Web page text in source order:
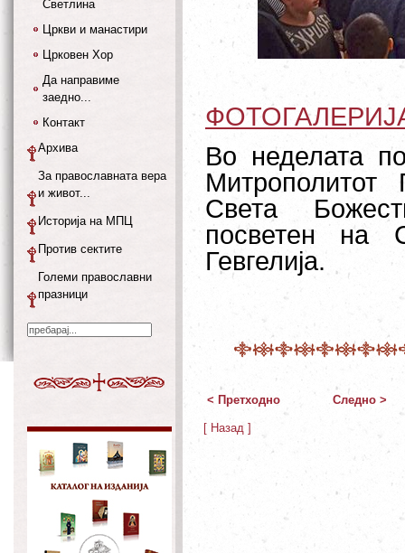
Во неделата
Митрополитот
Света
посветен на
Гевгелија.
< Претходно Следно >
[ Назад ]
Светлина
Цркви и манастири
Црковен Хор
Да направиме
заедно...
Контакт
Архива
За православната вера
и живот...
Историја на МПЦ
Против сектите
Големи православни
празници